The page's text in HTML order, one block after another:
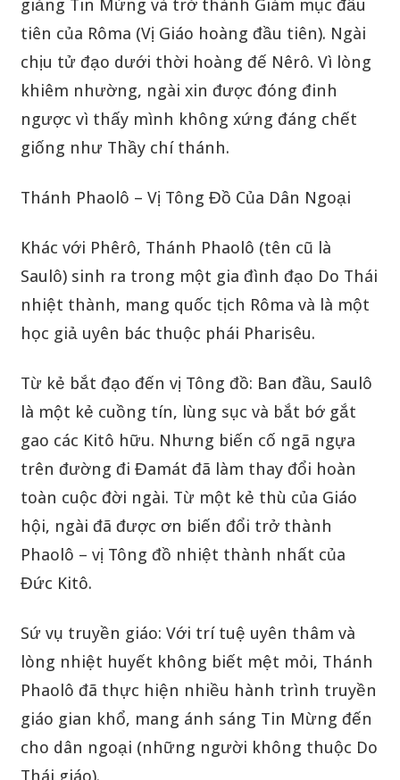
giảng Tin Mừng và trở thành Giám mục đầu
tiên của Rôma (Vị Giáo hoàng đầu tiên). Ngài
chịu tử đạo dưới thời hoàng đế Nêrô. Vì lòng
khiêm nhường, ngài xin được đóng đinh
ngược vì thấy mình không xứng đáng chết
giống như Thầy chí thánh.
Thánh Phaolô – Vị Tông Đồ Của Dân Ngoại
Khác với Phêrô, Thánh Phaolô (tên cũ là
Saulô) sinh ra trong một gia đình đạo Do Thái
nhiệt thành, mang quốc tịch Rôma và là một
học giả uyên bác thuộc phái Pharisêu.
Từ kẻ bắt đạo đến vị Tông đồ: Ban đầu, Saulô
là một kẻ cuồng tín, lùng sục và bắt bớ gắt
gao các Kitô hữu. Nhưng biến cố ngã ngựa
trên đường đi Đamát đã làm thay đổi hoàn
toàn cuộc đời ngài. Từ một kẻ thù của Giáo
hội, ngài đã được ơn biến đổi trở thành
Phaolô – vị Tông đồ nhiệt thành nhất của
Đức Kitô.
Sứ vụ truyền giáo: Với trí tuệ uyên thâm và
lòng nhiệt huyết không biết mệt mỏi, Thánh
Phaolô đã thực hiện nhiều hành trình truyền
giáo gian khổ, mang ánh sáng Tin Mừng đến
cho dân ngoại (những người không thuộc Do